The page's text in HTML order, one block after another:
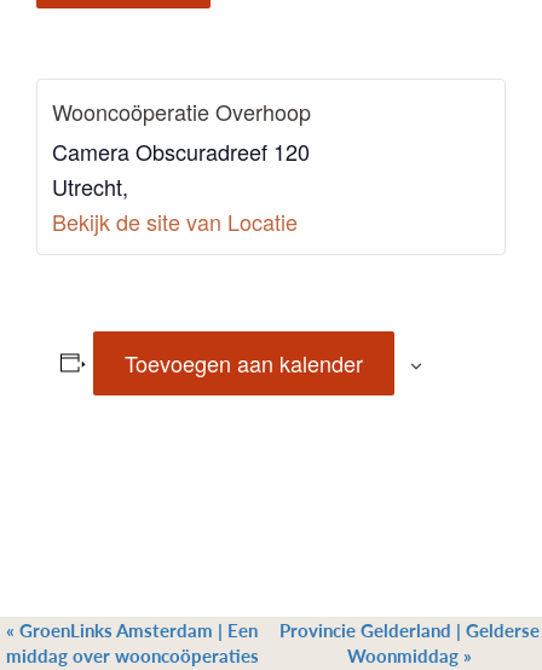
Wooncoöperatie Overhoop
Camera Obscuradreef 120
Utrecht,
Bekijk de site van Locatie
Toevoegen aan kalender
« GroenLinks Amsterdam | Een
middag over wooncoöperaties
Provincie Gelderland | Gelderse
Woonmiddag »